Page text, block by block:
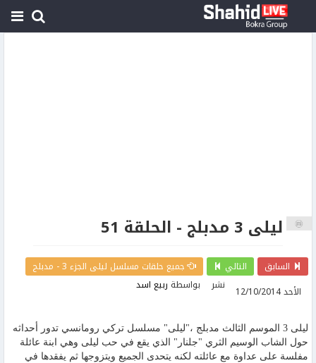
ليلى 3 مدبلج - الحلقة 51
السابق التالي
جميع حلقات مسلسل ليلى الجزء 3 - مدبلج
نشر
الأحد 12/10/2014 بواسطة ربيع اسد
ليلى 3 الموسم الثالث مدبلج ،"ليلى" مسلسل تركي رومانسي تدور أحداثه
حول الشاب الوسيم الثري "جلنار" الذي يقع في حب ليلى وهي ابنة عائلة
مفلسة على عداوة مع عائلته لكنه يتحدى الجميع ويتزوجها ثم يفقدها في